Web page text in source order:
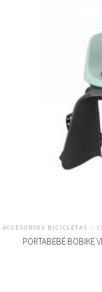
ACCESORIOS BICICLETAS /
PORTABEBÉ BOBIKE